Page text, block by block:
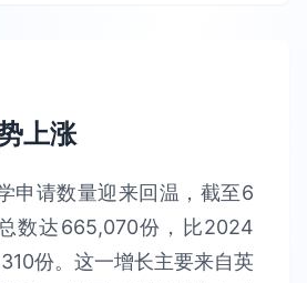
上涨
申请数量迎来回温，截至6
数达665,070份，比2024
份。这一增长主要来自英